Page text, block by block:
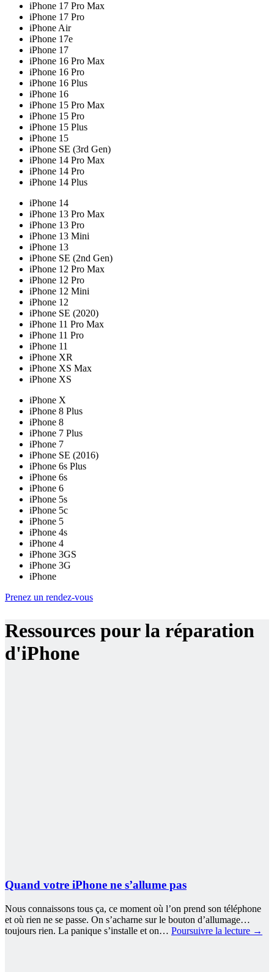
iPhone 17 Pro Max
iPhone 17 Pro
iPhone Air
iPhone 17e
iPhone 17
iPhone 16 Pro Max
iPhone 16 Pro
iPhone 16 Plus
iPhone 16
iPhone 15 Pro Max
iPhone 15 Pro
iPhone 15 Plus
iPhone 15
iPhone SE (3rd Gen)
iPhone 14 Pro Max
iPhone 14 Pro
iPhone 14 Plus
iPhone 14
iPhone 13 Pro Max
iPhone 13 Pro
iPhone 13 Mini
iPhone 13
iPhone SE (2nd Gen)
iPhone 12 Pro Max
iPhone 12 Pro
iPhone 12 Mini
iPhone 12
iPhone SE (2020)
iPhone 11 Pro Max
iPhone 11 Pro
iPhone 11
iPhone XR
iPhone XS Max
iPhone XS
iPhone X
iPhone 8 Plus
iPhone 8
iPhone 7 Plus
iPhone 7
iPhone SE (2016)
iPhone 6s Plus
iPhone 6s
iPhone 6
iPhone 5s
iPhone 5c
iPhone 5
iPhone 4s
iPhone 4
iPhone 3GS
iPhone 3G
iPhone
Prenez un rendez-vous
Ressources pour la réparation
d'iPhone
Quand votre iPhone ne s’allume pas
Nous connaissons tous ça, ce moment où l’on prend son téléphone
et où rien ne se passe. On s’acharne sur le bouton d’allumage…
toujours rien. La panique s’installe et on… Poursuivre la lecture →